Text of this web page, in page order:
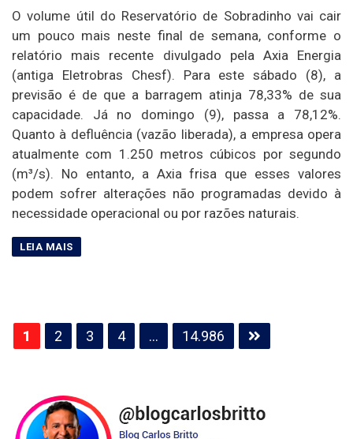
O volume útil do Reservatório de Sobradinho vai cair
um pouco mais neste final de semana, conforme o
relatório mais recente divulgado pela Axia Energia
(antiga Eletrobras Chesf). Para este sábado (8), a
previsão é de que a barragem atinja 78,33% de sua
capacidade. Já no domingo (9), passa a 78,12%.
Quanto à defluência (vazão liberada), a empresa opera
atualmente com 1.250 metros cúbicos por segundo
(m³/s). No entanto, a Axia frisa que esses valores
podem sofrer alterações não programadas devido à
necessidade operacional ou por razões naturais.
Paginação
de
1 2 3 4 … 14.986